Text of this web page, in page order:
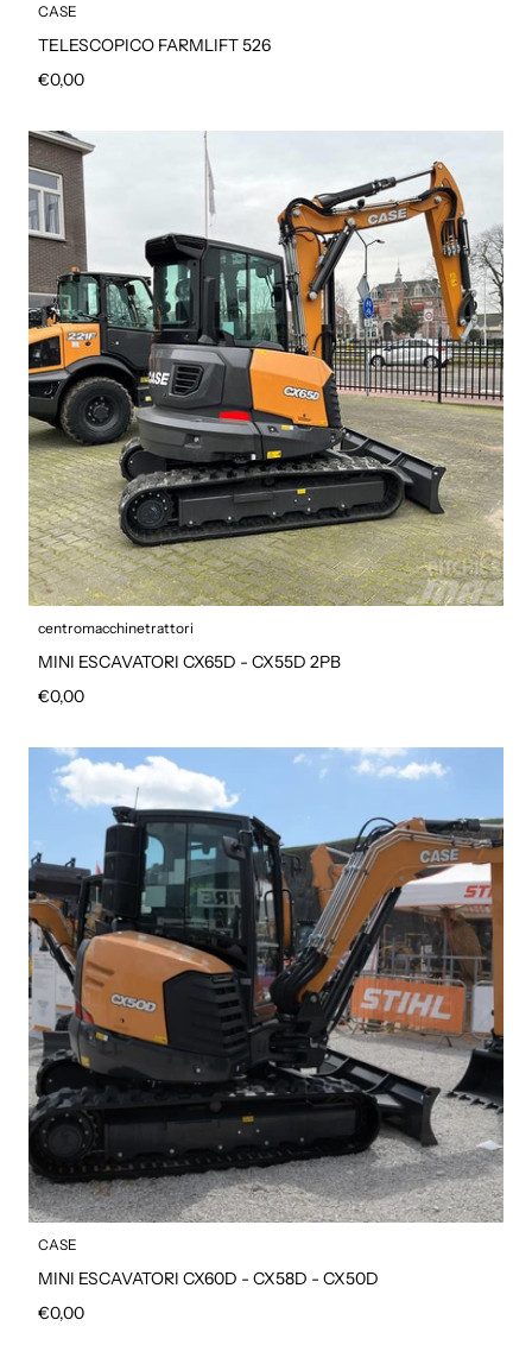
CASE
TELESCOPICO FARMLIFT 526
Prezzo regolare
€0,00
centromacchinetrattori
MINI ESCAVATORI CX65D - CX55D 2PB
Prezzo regolare
€0,00
CASE
MINI ESCAVATORI CX60D - CX58D - CX50D
Prezzo regolare
€0,00